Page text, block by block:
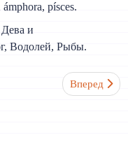
písces.
и
Водолей, Рыбы.
и
Следующий:
Вперед